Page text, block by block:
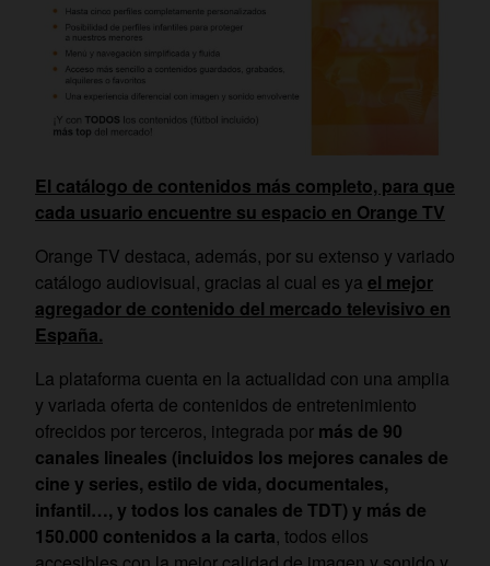
El catálogo de contenidos más completo, para que
cada usuario encuentre su espacio en Orange TV
Orange TV destaca, además, por su extenso y variado
catálogo audiovisual, gracias al cual es ya el mejor
agregador de contenido del mercado televisivo en
España.
La plataforma cuenta en la actualidad con una amplia
y variada oferta de contenidos de entretenimiento
ofrecidos por terceros, integrada por más de 90
canales lineales (incluidos los mejores canales de
cine y series, estilo de vida, documentales,
infantil…, y todos los canales de TDT) y más de
150.000 contenidos a la carta, todos ellos